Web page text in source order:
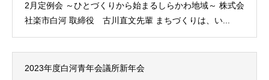
2月定例会 ～ひとづくりから始まるしらかわ地域～ 株式会
社楽市白河 取締役 古川直文先輩 まちづくりは、い...
2023年度白河青年会議所新年会